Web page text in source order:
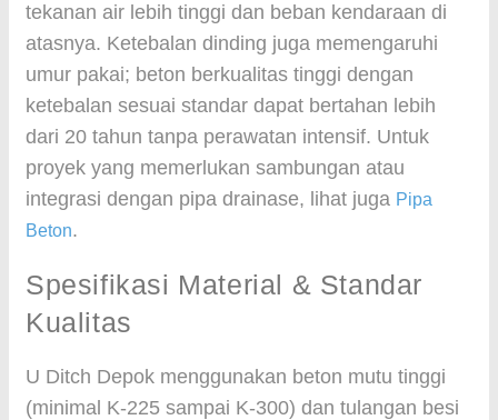
tekanan air lebih tinggi dan beban kendaraan di
atasnya. Ketebalan dinding juga memengaruhi
umur pakai; beton berkualitas tinggi dengan
ketebalan sesuai standar dapat bertahan lebih
dari 20 tahun tanpa perawatan intensif. Untuk
proyek yang memerlukan sambungan atau
integrasi dengan pipa drainase, lihat juga Pipa
Beton.
Spesifikasi Material & Standar
Kualitas
U Ditch Depok menggunakan beton mutu tinggi
(minimal K-225 sampai K-300) dan tulangan besi